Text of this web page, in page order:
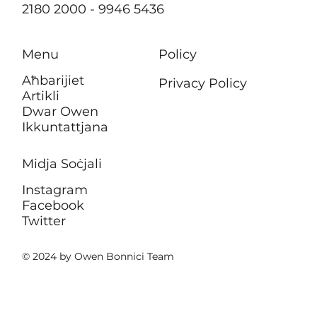
© 2024 by Owen Bonnici Team
2180 2000 - 9946 5436
Menu
Aħbarijiet
Artikli
Dwar Owen
Ikkuntattjana
Policy
Privacy Policy
Midja Soċjali
Instagram
Facebook
Twitter